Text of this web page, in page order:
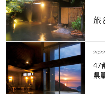
旅
47
県